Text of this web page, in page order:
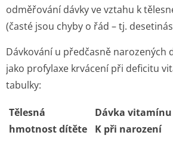
odměřování dávky ve vztahu k
(časté jsou chyby o řád – tj.
Dávkování u předčasně narozených
jako profylaxe krvácení při deficitu
tabulky:
Tělesná
hmotnost dítěte
Dávka vitamínu
K při narození